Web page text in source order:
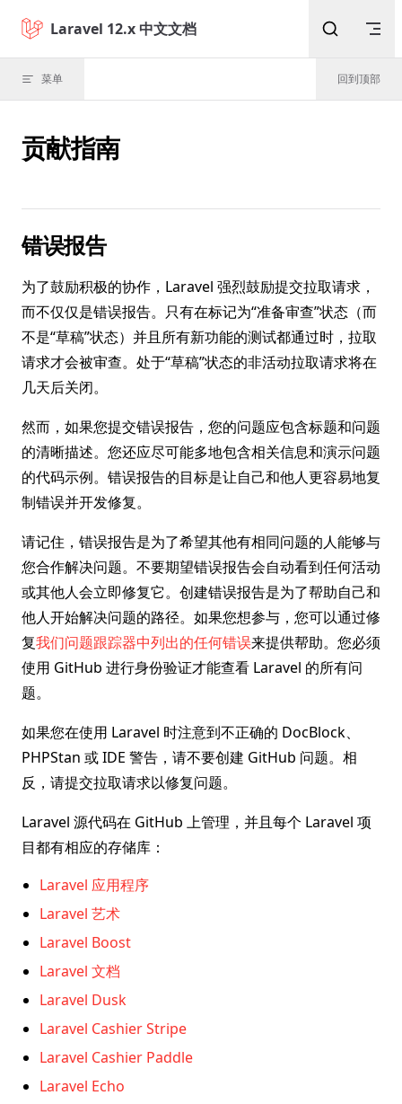
Skip to content
Laravel 12.x 中文文档
菜单 回到顶部
贡献指南
错误报告
为了鼓励积极的协作，Laravel 强烈鼓励提交拉取请求，
而不仅仅是错误报告。只有在标记为“准备审查”状态（而
不是“草稿”状态）并且所有新功能的测试都通过时，拉取
请求才会被审查。处于“草稿”状态的非活动拉取请求将在
几天后关闭。
然而，如果您提交错误报告，您的问题应包含标题和问题
的清晰描述。您还应尽可能多地包含相关信息和演示问题
的代码示例。错误报告的目标是让自己和他人更容易地复
制错误并开发修复。
请记住，错误报告是为了希望其他有相同问题的人能够与
您合作解决问题。不要期望错误报告会自动看到任何活动
或其他人会立即修复它。创建错误报告是为了帮助自己和
他人开始解决问题的路径。如果您想参与，您可以通过修
复我们问题跟踪器中列出的任何错误来提供帮助。您必须
使用 GitHub 进行身份验证才能查看 Laravel 的所有问
题。
如果您在使用 Laravel 时注意到不正确的 DocBlock、
PHPStan 或 IDE 警告，请不要创建 GitHub 问题。相
反，请提交拉取请求以修复问题。
Laravel 源代码在 GitHub 上管理，并且每个 Laravel 项
目都有相应的存储库：
Laravel 应用程序
Laravel 艺术
Laravel Boost
Laravel 文档
Laravel Dusk
Laravel Cashier Stripe
Laravel Cashier Paddle
Laravel Echo